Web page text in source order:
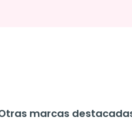
marcas